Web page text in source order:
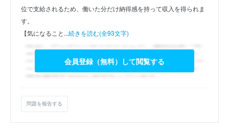
位で支給されるため、働いた分だけ納得感を持って収入を得られま
す。
【気になること...続きを読む(全93文字)
会員登録（無料）して閲覧する
問題を報告する